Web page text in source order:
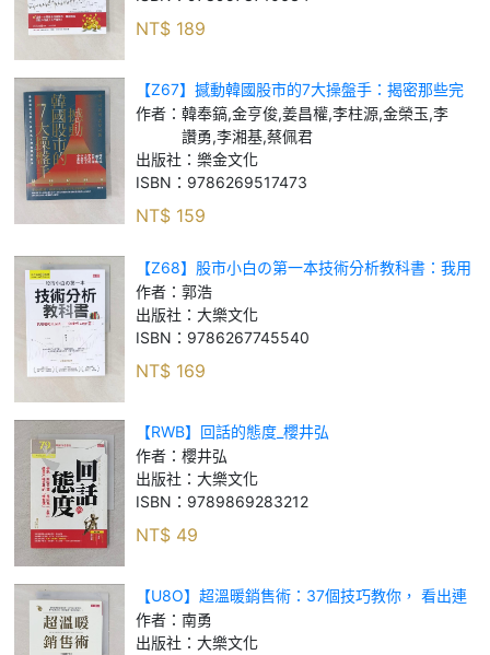
NT$ 189
【Z67】撼動韓國股市的7大操盤手：揭密那些完
勝AI投機鬼才的高獲利條件_韓奉鎬, 金亨俊, 姜昌
權, 李柱源, 金榮玉, 李讚勇, 李湘
作者： 韓奉鎬,金亨俊,姜昌權,李柱源,金榮玉,李
讚勇,李湘基,蔡佩君
出版社： 樂金文化
ISBN： 9786269517473
NT$ 159
【Z68】股市小白の第一本技術分析教科書：我用
趨勢交易法，三年賺到2,000萬！(熱銷再版)_郭浩
作者： 郭浩
出版社： 大樂文化
ISBN： 9786267745540
NT$ 169
【RWB】回話的態度_櫻井弘
作者： 櫻井弘
出版社： 大樂文化
ISBN： 9789869283212
NT$ 49
【U8O】超溫暖銷售術：37個技巧教你， 看出連
顧客自己也沒察覺的需求！（暢銷限定版）_南勇
作者： 南勇
出版社： 大樂文化